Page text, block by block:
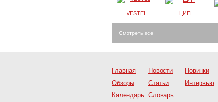
VESTEL ЦИП
Смотреть все
Главная Новости
Новинки
Обзоры
Статьи
Интервью
Календарь Словарь